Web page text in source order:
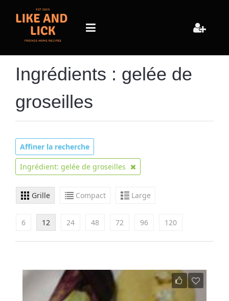
Ingrédients : gelée de
groseilles
Affiner la recherche
Ingrédient: gelée de groseilles
Grille Compact Large
6 12 24 48 72 96 120